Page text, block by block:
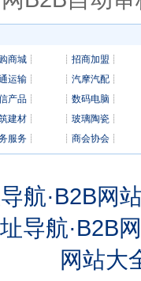
商城 ┊ ┊ 招商加盟 ┊
运输 ┊ ┊ 汽摩汽配┊
产品 ┊ ┊ 数码电脑 ┊
建材 ┊ ┊ 玻璃陶瓷┊
服务 ┊ ┊ 商会协会┊
航·B2B网
导航·B2B
网站大